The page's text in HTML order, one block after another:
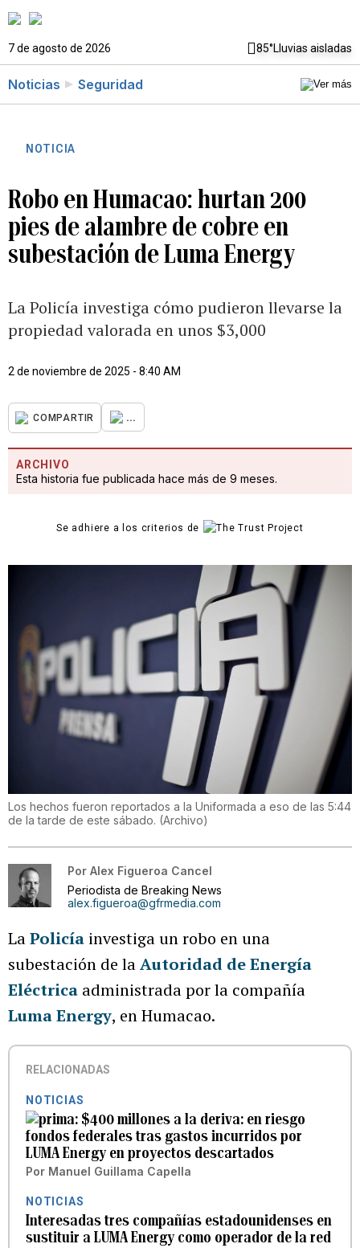
7 de agosto de 2026 85°Lluvias aisladas
Noticias Seguridad
NOTICIA
Robo en Humacao: hurtan 200
pies de alambre de cobre en
subestación de Luma Energy
La Policía investiga cómo pudieron llevarse la
propiedad valorada en unos $3,000
2 de noviembre de 2025 - 8:40 AM
COMPARTIR ...
ARCHIVO
Esta historia fue publicada hace más de 9 meses.
Se adhiere a los criterios de
Los hechos fueron reportados a la Uniformada a eso de las 5:44
de la tarde de este sábado. (Archivo)
Por Alex Figueroa Cancel
Periodista de Breaking News
alex.figueroa@gfrmedia.com
LaPolicía investiga un robo en una
subestación de laAutoridad de Energía
Eléctrica administrada por la compañía
Luma Energy, en Humacao.
RELACIONADAS
NOTICIAS
$400 millones a la deriva: en riesgo
fondos federales tras gastos incurridos por
LUMA Energy en proyectos descartados
Por Manuel Guillama Capella
NOTICIAS
Interesadas tres compañías estadounidenses en
sustituir a LUMA Energy como operador de la red